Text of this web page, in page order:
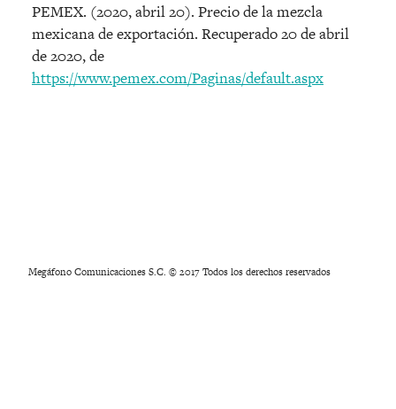
PEMEX. (2020, abril 20). Precio de la mezcla
mexicana de exportación. Recuperado 20 de abril
de 2020, de
https://www.pemex.com/Paginas/default.aspx
Megáfono Comunicaciones S.C. © 2017 Todos los derechos reservados